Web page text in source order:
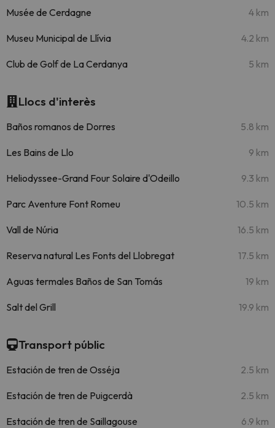
Musée de Cerdagne 4 km
Museu Municipal de Llívia 4.2 km
Club de Golf de La Cerdanya 5 km
Llocs d'interès
Baños romanos de Dorres 5.8 km
Les Bains de Llo 9 km
Heliodyssee-Grand Four Solaire d'Odeillo 9.3 km
Parc Aventure Font Romeu 10.5 km
Vall de Núria 16.5 km
Reserva natural Les Fonts del Llobregat 17.5 km
Aguas termales Baños de San Tomás 19 km
Salt del Grill 19.9 km
Transport públic
Estación de tren de Osséja 2.5 km
Estación de tren de Puigcerdà 2.5 km
Estación de tren de Saillagouse 6.9 km